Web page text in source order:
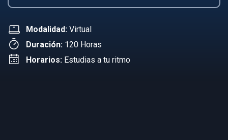
Modalidad: Virtual
Duración: 120 Horas
Horarios: Estudias a tu ritmo